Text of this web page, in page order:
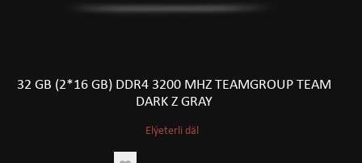
32 GB (2*16 GB) DDR4 3200 MHZ TEAMGROUP TEAM
DARK Z GRAY
Elýeterli däl